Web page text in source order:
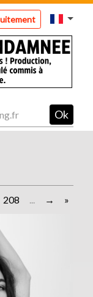
Ok
208 ... »